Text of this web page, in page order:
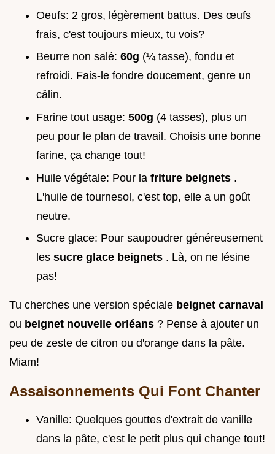
Oeufs: 2 gros, légèrement battus. Des œufs
frais, c'est toujours mieux, tu vois?
Beurre non salé: 60g (¼ tasse), fondu et
refroidi. Fais-le fondre doucement, genre un
câlin.
Farine tout usage: 500g (4 tasses), plus un
peu pour le plan de travail. Choisis une bonne
farine, ça change tout!
Huile végétale: Pour la friture beignets .
L'huile de tournesol, c'est top, elle a un goût
neutre.
Sucre glace: Pour saupoudrer généreusement
les sucre glace beignets . Là, on ne lésine
pas!
Tu cherches une version spéciale beignet carnaval
ou beignet nouvelle orléans ? Pense à ajouter un
peu de zeste de citron ou d'orange dans la pâte.
Miam!
Assaisonnements Qui Font Chanter
Vanille: Quelques gouttes d'extrait de vanille
dans la pâte, c'est le petit plus qui change tout!